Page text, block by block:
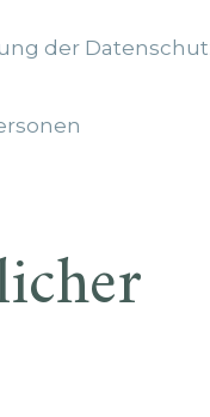
der